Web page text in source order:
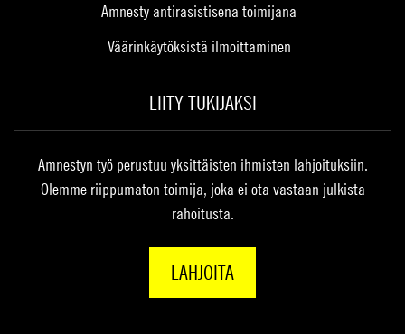
Amnesty antirasistisena toimijana
Väärinkäytöksistä ilmoittaminen
LIITY TUKIJAKSI
Amnestyn työ perustuu yksittäisten ihmisten lahjoituksiin.
Olemme riippumaton toimija, joka ei ota vastaan julkista
rahoitusta.
LAHJOITA